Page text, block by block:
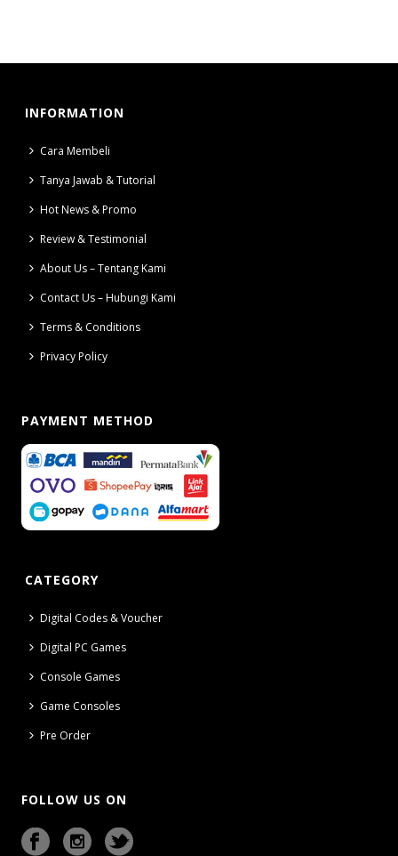
INFORMATION
Cara Membeli
Tanya Jawab & Tutorial
Hot News & Promo
Review & Testimonial
About Us – Tentang Kami
Contact Us – Hubungi Kami
Terms & Conditions
Privacy Policy
PAYMENT METHOD
CATEGORY
Digital Codes & Voucher
Digital PC Games
Console Games
Game Consoles
Pre Order
FOLLOW US ON